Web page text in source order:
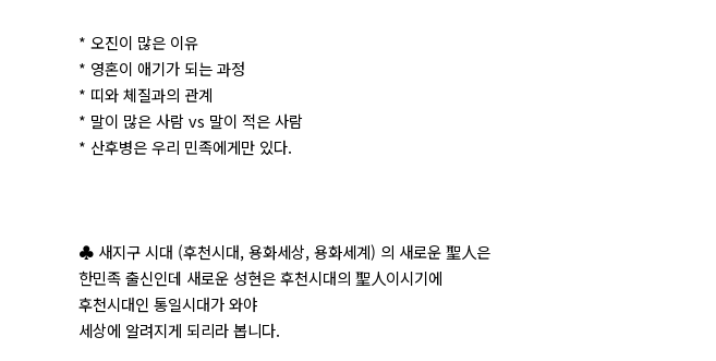
* 오진이 많은 이유
* 영혼이 애기가 되는 과정
* 띠와 체질과의 관계
* 말이 많은 사람 vs 말이 적은 사람
* 산후병은 우리 민족에게만 있다.
♣ 새지구 시대 (후천시대, 용화세상, 용화세계) 의 새로운 聖人은
한민족 출신인데 새로운 성현은 후천시대의 聖人이시기에
후천시대인 통일시대가 와야
세상에 알려지게 되리라 봅니다.